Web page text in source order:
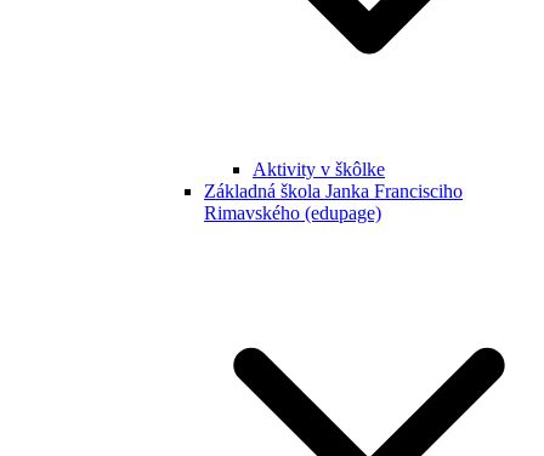
Aktivity v škôlke
Základná škola Janka Francisciho
Rimavského (edupage)